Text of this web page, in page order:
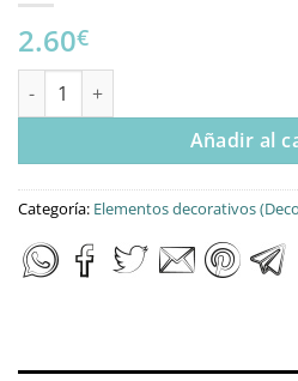
2.60€
SET DE 2 VALLAS cantidad
Añadir al
Categoría: Elementos decorativos